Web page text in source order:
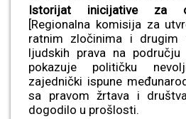
Istorijat inicijative za
[Regionalna komisija za
ratnim zločinima i drugim
ljudskih prava na području
pokazuje političku
zajednički ispune
sa pravom žrtava i
dogodilo u prošlosti.